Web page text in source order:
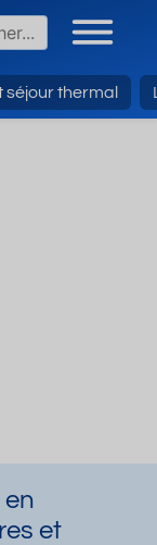
séjour thermal
et